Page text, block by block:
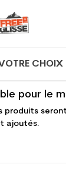
CHOIX
pour le
produits
ajoutés.